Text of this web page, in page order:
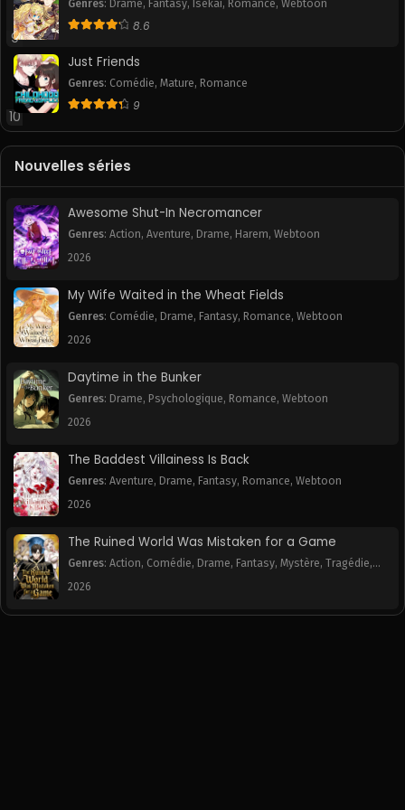
October 17, 2025
Chapitre 16
October 17, 2025
Chapitre 14
October 17, 2025 October 17, 2025
Chapitre 12
October 17, 2025 October 17, 2025
Chapitre 10
October 17, 2025
Chapitre 9
Chapitre 8
October 17, 2025
Chapitre 7
Chapitre 6
Chapitre 4
October 17, 2025
Chapitre 3
Chapitre 2
October 17, 2025
Chapitre 1
October 17, 2025
9
Genres: Drame, Fantasy, Isekai, Romance, Webtoon
8.6
10
Just Friends
Genres: Comédie, Mature, Romance
9
Nouvelles séries
Awesome Shut-In Necromancer
Genres: Action, Aventure, Drame, Harem, Webtoon
2026
My Wife Waited in the Wheat Fields
Genres: Comédie, Drame, Fantasy, Romance, Webtoon
2026
Daytime in the Bunker
Genres: Drame, Psychologique, Romance, Webtoon
2026
The Baddest Villainess Is Back
Genres: Aventure, Drame, Fantasy, Romance, Webtoon
2026
The Ruined World Was Mistaken for a Game
Genres: Action, Comédie, Drame, Fantasy, Mystère, Tragédie,
2026